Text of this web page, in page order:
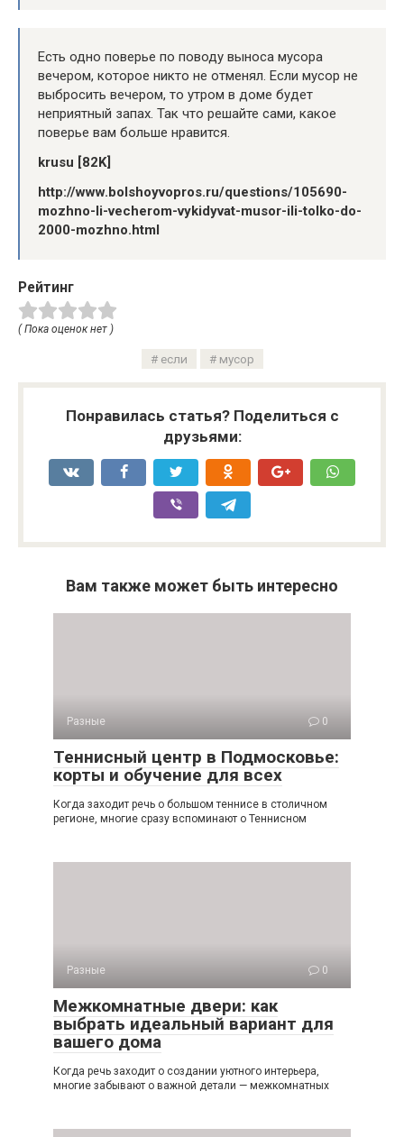
Есть одно поверье по поводу выноса мусора
вечером, которое никто не отменял. Если мусор не
выбросить вечером, то утром в доме будет
неприятный запах. Так что решайте сами, какое
поверье вам больше нравится.
krusu [82K]
http://www.bolshoyvopros.ru/questions/105690-
mozhno-li-vecherom-vykidyvat-musor-ili-tolko-do-
2000-mozhno.html
Рейтинг
( Пока оценок нет )
если мусор
Понравилась статья? Поделиться с
друзьями:
Вам также может быть интересно
Разные 0
Теннисный центр в Подмосковье:
корты и обучение для всех
Когда заходит речь о большом теннисе в столичном
регионе, многие сразу вспоминают о Теннисном
Разные 0
Межкомнатные двери: как
выбрать идеальный вариант для
вашего дома
Когда речь заходит о создании уютного интерьера,
многие забывают о важной детали — межкомнатных